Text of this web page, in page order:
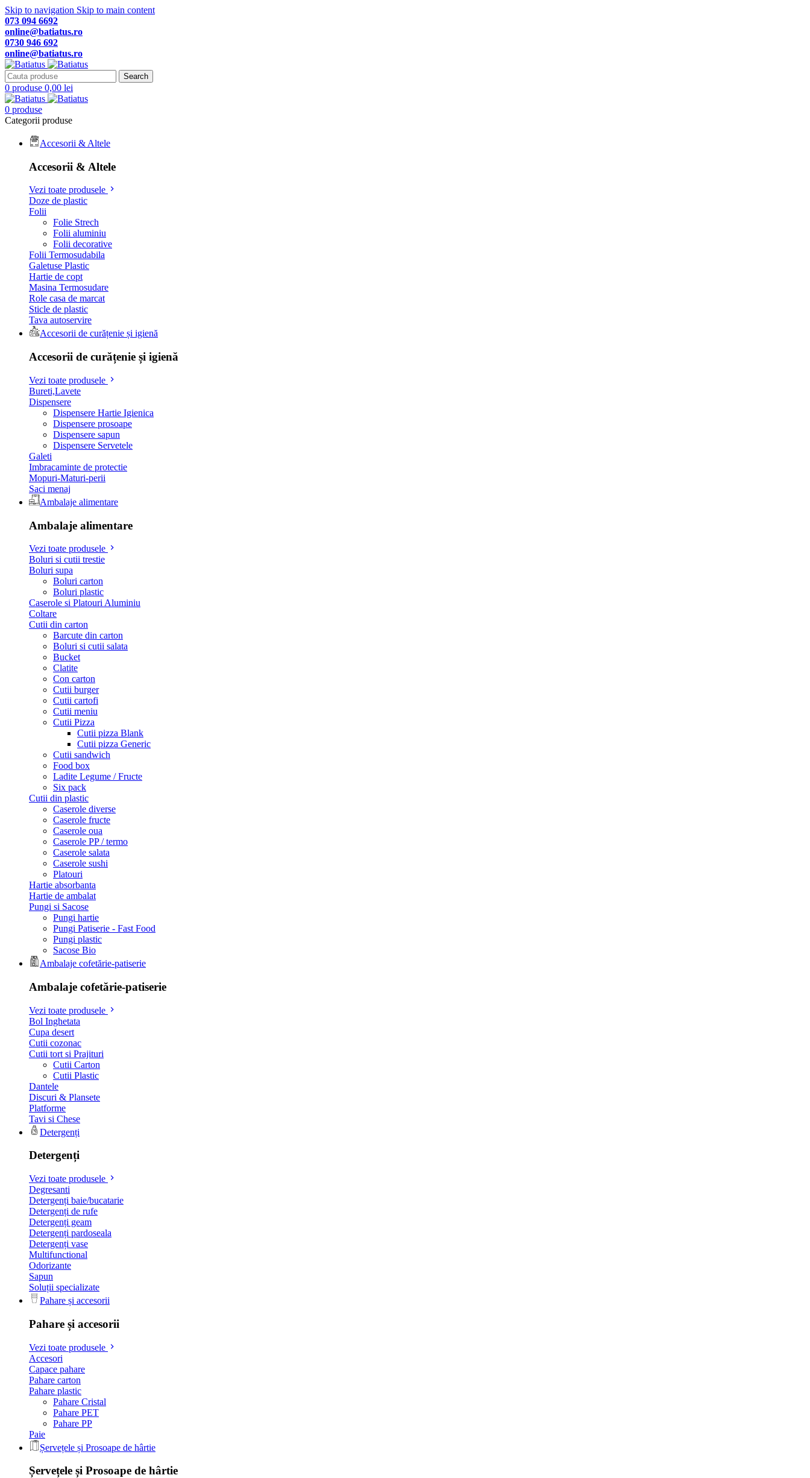
Skip to navigation Skip to main content
073 094 6692
online@batiatus.ro
0730 946 692
online@batiatus.ro
Search
0 produse 0,00 lei
0 produse
Categorii produse
Accesorii & Altele
Accesorii & Altele
Vezi toate produsele
Doze de plastic
Folii
Folie Strech
Folii aluminiu
Folii decorative
Folii Termosudabila
Galetuse Plastic
Hartie de copt
Masina Termosudare
Role casa de marcat
Sticle de plastic
Tava autoservire
Accesorii de curățenie și igienă
Accesorii de curățenie și igienă
Vezi toate produsele
Bureti,Lavete
Dispensere
Dispensere Hartie Igienica
Dispensere prosoape
Dispensere sapun
Dispensere Servetele
Galeti
Imbracaminte de protectie
Mopuri-Maturi-perii
Saci menaj
Ambalaje alimentare
Ambalaje alimentare
Vezi toate produsele
Boluri si cutii trestie
Boluri supa
Boluri carton
Boluri plastic
Caserole si Platouri Aluminiu
Coltare
Cutii din carton
Barcute din carton
Boluri si cutii salata
Bucket
Clatite
Con carton
Cutii burger
Cutii cartofi
Cutii meniu
Cutii Pizza
Cutii pizza Blank
Cutii pizza Generic
Cutii sandwich
Food box
Ladite Legume / Fructe
Six pack
Cutii din plastic
Caserole diverse
Caserole fructe
Caserole oua
Caserole PP / termo
Caserole salata
Caserole sushi
Platouri
Hartie absorbanta
Hartie de ambalat
Pungi si Sacose
Pungi hartie
Pungi Patiserie - Fast Food
Pungi plastic
Sacose Bio
Ambalaje cofetărie-patiserie
Ambalaje cofetărie-patiserie
Vezi toate produsele
Bol Inghetata
Cupa desert
Cutii cozonac
Cutii tort si Prajituri
Cutii Carton
Cutii Plastic
Dantele
Discuri & Plansete
Platforme
Tavi si Chese
Detergenți
Detergenți
Vezi toate produsele
Degresanti
Detergenți baie/bucatarie
Detergenți de rufe
Detergenți geam
Detergenți pardoseala
Detergenți vase
Multifunctional
Odorizante
Sapun
Soluții specializate
Pahare și accesorii
Pahare și accesorii
Vezi toate produsele
Accesori
Capace pahare
Pahare carton
Pahare plastic
Pahare Cristal
Pahare PET
Pahare PP
Paie
Șervețele și Prosoape de hârtie
Șervețele și Prosoape de hârtie